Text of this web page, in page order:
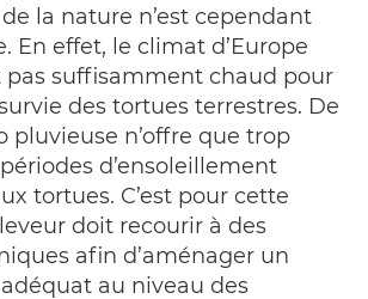
la nature n’est cependant
En effet, le climat d’Europe
pas suffisamment chaud pour
des tortues terrestres. De
pluvieuse n’offre que trop
d’ensoleillement
tortues. C’est pour cette
doit recourir à des
afin d’aménager un
au niveau des